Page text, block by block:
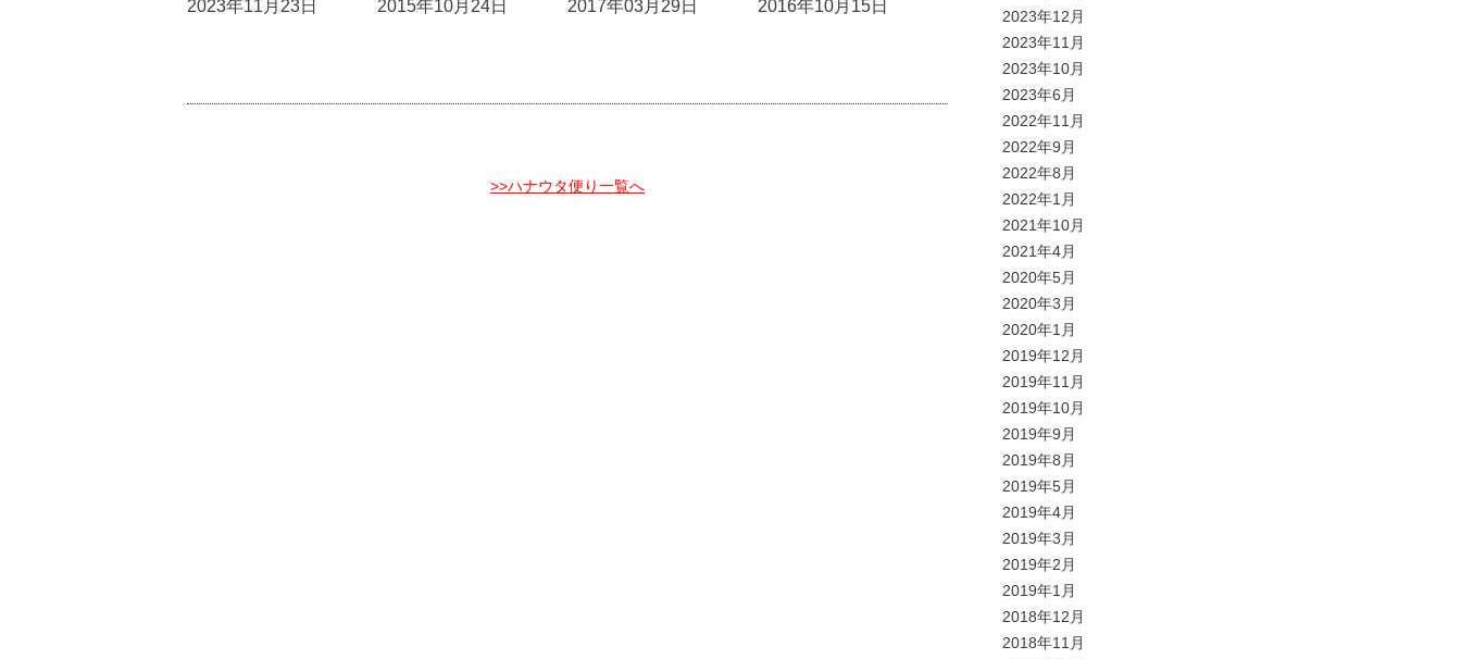
2023年11月23日
2015年10月24日
2017年03月29日
2016年10月15日
>>ハナウタ便り一覧へ
2023年12月
2023年11月
2023年10月
2023年6月
2022年11月
2022年9月
2022年8月
2022年1月
2021年10月
2021年4月
2020年5月
2020年3月
2020年1月
2019年12月
2019年11月
2019年10月
2019年9月
2019年8月
2019年5月
2019年4月
2019年3月
2019年2月
2019年1月
2018年12月
2018年11月